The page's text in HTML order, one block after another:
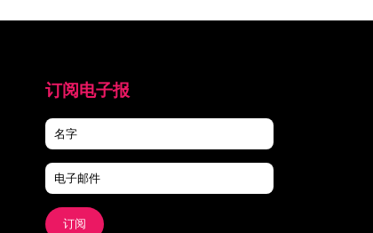
订阅电子报
订阅